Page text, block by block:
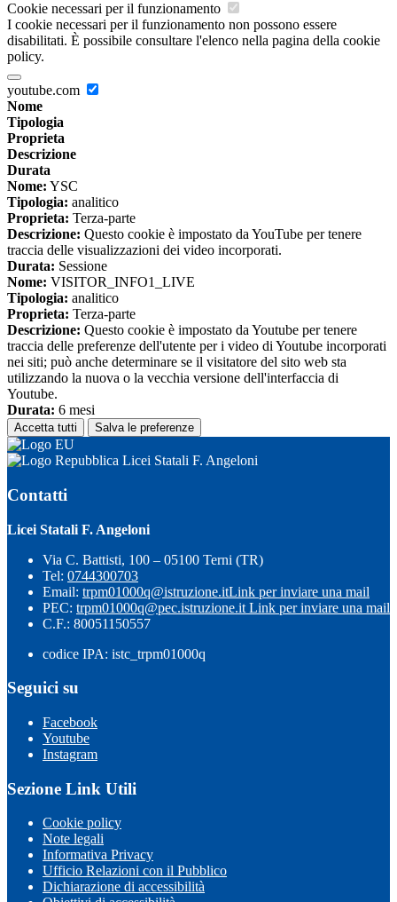
Cookie necessari per il funzionamento
I cookie necessari per il funzionamento non possono essere
disabilitati. È possibile consultare l'elenco nella pagina della cookie
policy.
youtube.com
Nome
Tipologia
Proprieta
Descrizione
Durata
Nome: YSC
Tipologia: analitico
Proprieta: Terza-parte
Descrizione: Questo cookie è impostato da YouTube per tenere
traccia delle visualizzazioni dei video incorporati.
Durata: Sessione
Nome: VISITOR_INFO1_LIVE
Tipologia: analitico
Proprieta: Terza-parte
Descrizione: Questo cookie è impostato da Youtube per tenere
traccia delle preferenze dell'utente per i video di Youtube incorporati
nei siti; può anche determinare se il visitatore del sito web sta
utilizzando la nuova o la vecchia versione dell'interfaccia di
Youtube.
Durata: 6 mesi
Accetta tutti Salva le preferenze
Licei Statali F. Angeloni
Contatti
Licei Statali F. Angeloni
Via C. Battisti, 100 – 05100 Terni (TR)
Tel: 0744300703
Email: trpm01000q@istruzione.itLink per inviare una mail
PEC: trpm01000q@pec.istruzione.it Link per inviare una mail
C.F.: 80051150557
codice IPA: istc_trpm01000q
Seguici su
Facebook
Youtube
Instagram
Sezione Link Utili
Cookie policy
Note legali
Informativa Privacy
Ufficio Relazioni con il Pubblico
Dichiarazione di accessibilità